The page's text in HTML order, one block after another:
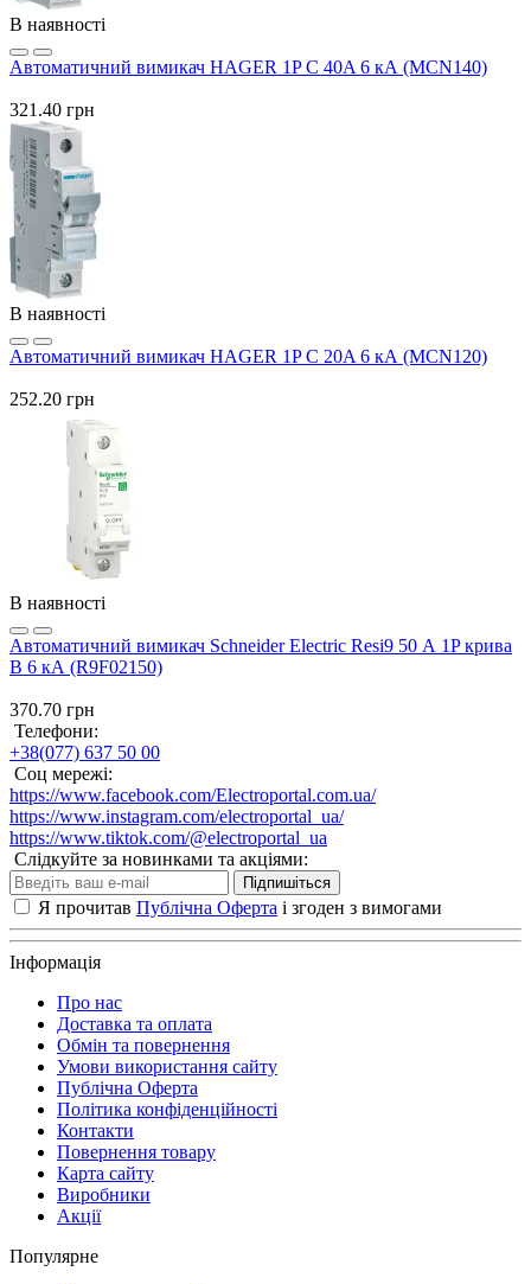
В наявності
Автоматичний вимикач HAGER 1P C 40A 6 кА (MCN140)
321.40 грн
В наявності
Автоматичний вимикач HAGER 1P C 20A 6 кА (MCN120)
252.20 грн
В наявності
Автоматичний вимикач Schneider Electric Resi9 50 А 1P крива
B 6 кА (R9F02150)
370.70 грн
Телефони:
+38(077) 637 50 00
Соц мережі:
https://www.facebook.com/Electroportal.com.ua/
https://www.instagram.com/electroportal_ua/
https://www.tiktok.com/@electroportal_ua
Слідкуйте за новинками та акціями:
Підпишіться
Я прочитав Публічна Оферта і згоден з вимогами
Інформація
Про нас
Доставка та оплата
Обмін та повернення
Умови використання сайту
Публічна Оферта
Політика конфіденційності
Контакти
Повернення товару
Карта сайту
Виробники
Акції
Популярне